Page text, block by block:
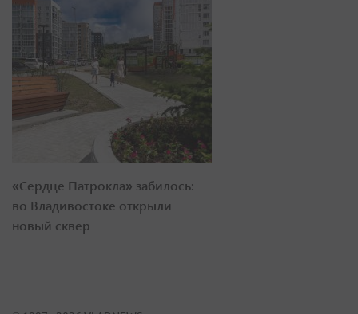
«Сердце Патрокла» забилось:
во Владивостоке открыли
новый сквер